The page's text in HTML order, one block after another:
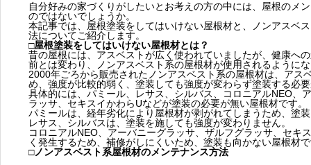
お盆に伴う休業のお知らせ
2026.07.30
場管理
髪型自由
川崎市でリノベーションを検討する方
へ｜後悔しない計画の立て方と相談先
の選び方
2026.07.01
JBHRに
NEW
2021.04.25
門家へ
お客様アンケート405
2026.01.25
藤沢市でリノベーションを検討する方
へ｜費用・進め方・会社選びのポイン
2026.08.01
はあるの
川崎市でリノベーションを検討する方
へ｜後悔しない計画の立て方と相談先
の選び方
2026.07.01
JBHRに
NEW
2021.04.25
クーリング・オフ手続きのお知らせ
2024.04.26
自分好みの家づくりがしたいとお考えの方の中には、屋根のメ
のではないでしょうか。
本記事では、屋根塗装をしてはいけない屋根材と、ノンアスベ
法についてご紹介します。
□屋根塗装をしてはいけない屋根材とは？
昔の屋根には、アスベストが広く使われていましたが、健康へ
前とは変わり、ノンアスベスト系の屋根材が使用されるように
2000年ごろから販売されたノンアスベスト系の屋根材は、アス
め、強度が比較的弱く、塗装しても強度が変わらず塗装する必
具体的には、パミール、レサス、シルバス、コロニアルNEO、
ラッサ、セキスイかわらUなどが塗装の必要が無い屋根材です。
パミールは、経年劣化により屋根材が剥がれてしまうため、塗
レサス、シルバスは、塗装を施しても強度が変わりません。
コロニアルNEO、アーバニーグラッサ、ザルフグラッサ、セキ
く発生するため、補修がしにくいため、塗装も向かない屋根材
□ノンアスベスト系屋根材のメンテナンス方法